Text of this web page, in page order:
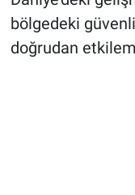
bölgedeki
doğrudan